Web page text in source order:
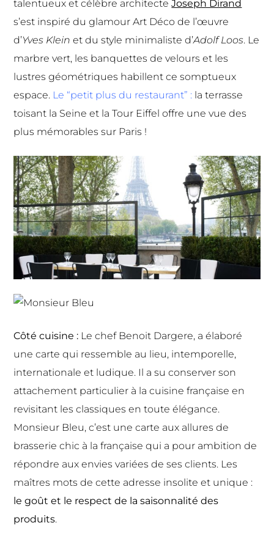
talentueux et célèbre architecteJoseph Dirand
s’est inspiré du glamour Art Déco de l’œuvre
d’Yves Klein et du style minimaliste d’Adolf Loos. Le
marbre vert, les banquettes de velours et les
lustres géométriques habillent ce somptueux
espace. Le “petit plus du restaurant” : la terrasse
toisant la Seine et la Tour Eiffel offre une vue des
plus mémorables sur Paris !
Côté cuisine : Le chef Benoit Dargere, a élaboré
une carte qui ressemble au lieu, intemporelle,
internationale et ludique. Il a su conserver son
attachement particulier à la cuisine française en
revisitant les classiques en toute élégance.
Monsieur Bleu, c’est une carte aux allures de
brasserie chic à la française qui a pour ambition de
répondre aux envies variées de ses clients. Les
maîtres mots de cette adresse insolite et unique :
le goût et le respect de la saisonnalité des
produits.